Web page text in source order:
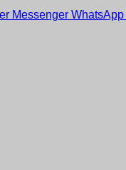
Messenger WhatsApp